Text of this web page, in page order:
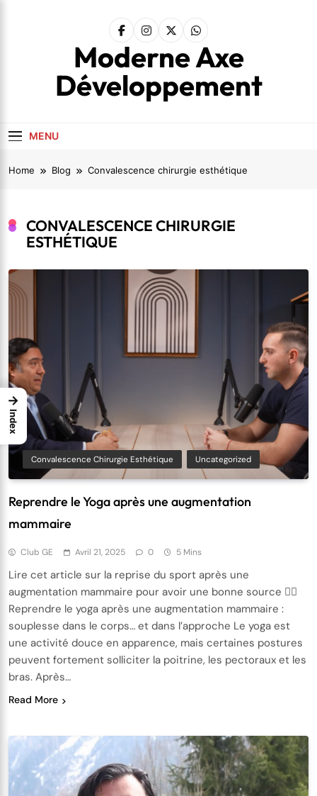
Moderne Axe
Développement
MENU
Home Blog Convalescence chirurgie esthétique
CONVALESCENCE CHIRURGIE
ESTHÉTIQUE
Convalescence Chirurgie Esthétique Uncategorized
Reprendre le Yoga après une augmentation
mammaire
Club GE Avril 21, 2025 0 5 Mins
Lire cet article sur la reprise du sport après une
augmentation mammaire pour avoir une bonne source 🧘‍♀️
Reprendre le yoga après une augmentation mammaire :
souplesse dans le corps… et dans l’approche Le yoga est
une activité douce en apparence, mais certaines postures
peuvent fortement solliciter la poitrine, les pectoraux et les
bras. Après…
Read More
→
Index